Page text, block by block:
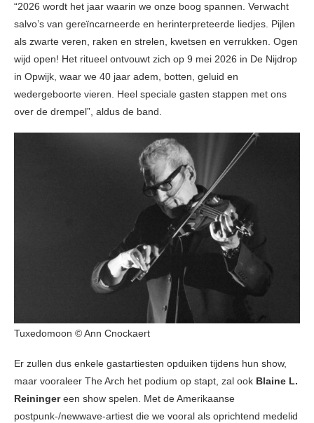
“2026 wordt het jaar waarin we onze boog spannen. Verwacht
salvo’s van gereïncarneerde en herinterpreteerde liedjes. Pijlen
als zwarte veren, raken en strelen, kwetsen en verrukken. Ogen
wijd open! Het ritueel ontvouwt zich op 9 mei 2026 in De Nijdrop
in Opwijk, waar we 40 jaar adem, botten, geluid en
wedergeboorte vieren. Heel speciale gasten stappen met ons
over de drempel”, aldus de band.
Tuxedomoon © Ann Cnockaert
Er zullen dus enkele gastartiesten opduiken tijdens hun show,
maar vooraleer The Arch het podium op stapt, zal ook Blaine L.
Reiningereen show spelen. Met de Amerikaanse
postpunk-/newwave-artiest die we vooral als oprichtend medelid